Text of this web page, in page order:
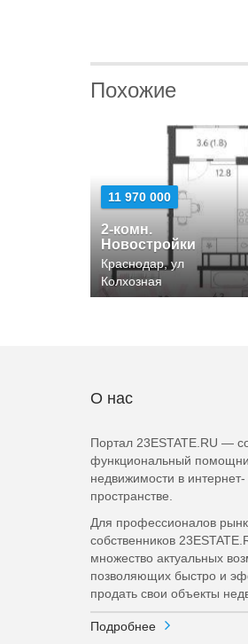
Похожие
11 970 000
2-комн.
Новостройки
Краснодар, ул
Колхозная
О нас
Портал 23ESTATE.RU —
функциональный
недвижимости в интернет-
пространстве.
Для профессионалов
собственников
множество актуальных
позволяющих быстро и
продать свои объекты
Подробнее